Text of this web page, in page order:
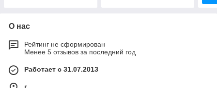
О нас
Рейтинг не сформирован
Менее 5 отзывов за последний год
Работает с 31.07.2013